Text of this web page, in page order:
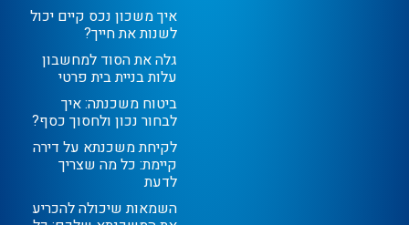
איך משכון נכס קיים יכול
לשנות את חייך?
גלה את הסוד למחשבון
עלות בניית בית פרטי
ביטוח משכנתה: איך
לבחור נכון ולחסוך כסף?
לקיחת משכנתא על דירה
קיימת: כל מה שצריך
לדעת
השמאות שיכולה להכריע